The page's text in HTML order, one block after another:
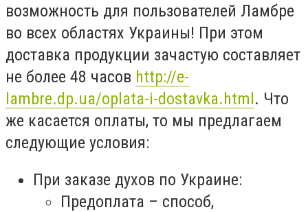
возможность для пользователей Ламбре
во всех областях Украины! При этом
доставка продукции зачастую составляет
не более 48 часов http://e-
lambre.dp.ua/oplata-i-dostavka.html . Что
же касается оплаты, то мы предлагаем
следующие условия:
При заказе духов по Украине:
Предоплата – способ,